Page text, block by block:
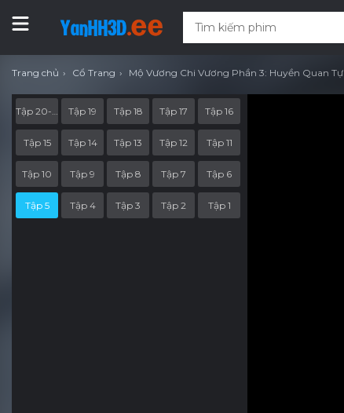
Trang chủ Cổ Trang Mộ Vương Chi Vương Phần 3: Huyền Quan Tự
Tập 19 Tập 18 Tập 17 Tập 16
Tập 15 Tập 14 Tập 13 Tập 12 Tập 11
Tập 10 Tập 9 Tập 8 Tập 7 Tập 6
Tập 5 Tập 4 Tập 3 Tập 2 Tập 1